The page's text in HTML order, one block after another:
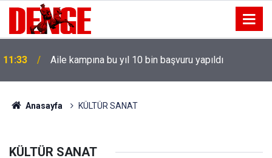
11:33 Aile kampına bu yıl 10 bin başvuru yapıldı
Anasayfa KÜLTÜR SANAT
KÜLTÜR SANAT